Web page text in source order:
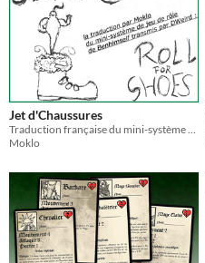
Jet d'Chaussures
Moklo